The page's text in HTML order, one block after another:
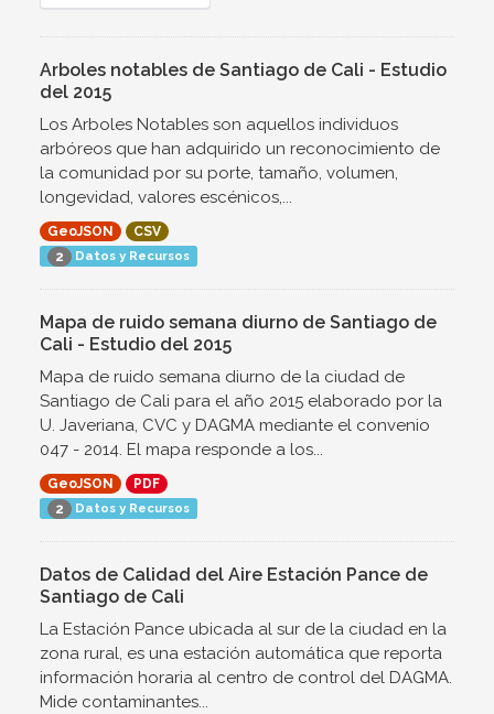
Arboles notables de Santiago de Cali - Estudio
del 2015
Los Arboles Notables son aquellos individuos
arbóreos que han adquirido un reconocimiento de
la comunidad por su porte, tamaño, volumen,
longevidad, valores escénicos,...
GeoJSON
CSV
2 Datos y Recursos
Mapa de ruido semana diurno de Santiago de
Cali - Estudio del 2015
Mapa de ruido semana diurno de la ciudad de
Santiago de Cali para el año 2015 elaborado por la
U. Javeriana, CVC y DAGMA mediante el convenio
047 - 2014. El mapa responde a los...
GeoJSON
PDF
2 Datos y Recursos
Datos de Calidad del Aire Estación Pance de
Santiago de Cali
La Estación Pance ubicada al sur de la ciudad en la
zona rural, es una estación automática que reporta
información horaria al centro de control del DAGMA.
Mide contaminantes...